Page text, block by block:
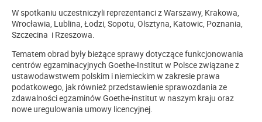
W spotkaniu uczestniczyli reprezentanci z Warszawy, Krakowa,
Wrocławia, Lublina, Łodzi, Sopotu, Olsztyna, Katowic, Poznania,
Szczecina i Rzeszowa.
Tematem obrad były bieżące sprawy dotyczące funkcjonowania
centrów egzaminacyjnych Goethe-Institut w Polsce związane z
ustawodawstwem polskim i niemieckim w zakresie prawa
podatkowego, jak również przedstawienie sprawozdania ze
zdawalności egzaminów Goethe-institut w naszym kraju oraz
nowe uregulowania umowy licencyjnej.